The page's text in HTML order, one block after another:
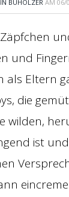
BUHOLZER AM 06/
und
als Eltern
die
wilden,
ist